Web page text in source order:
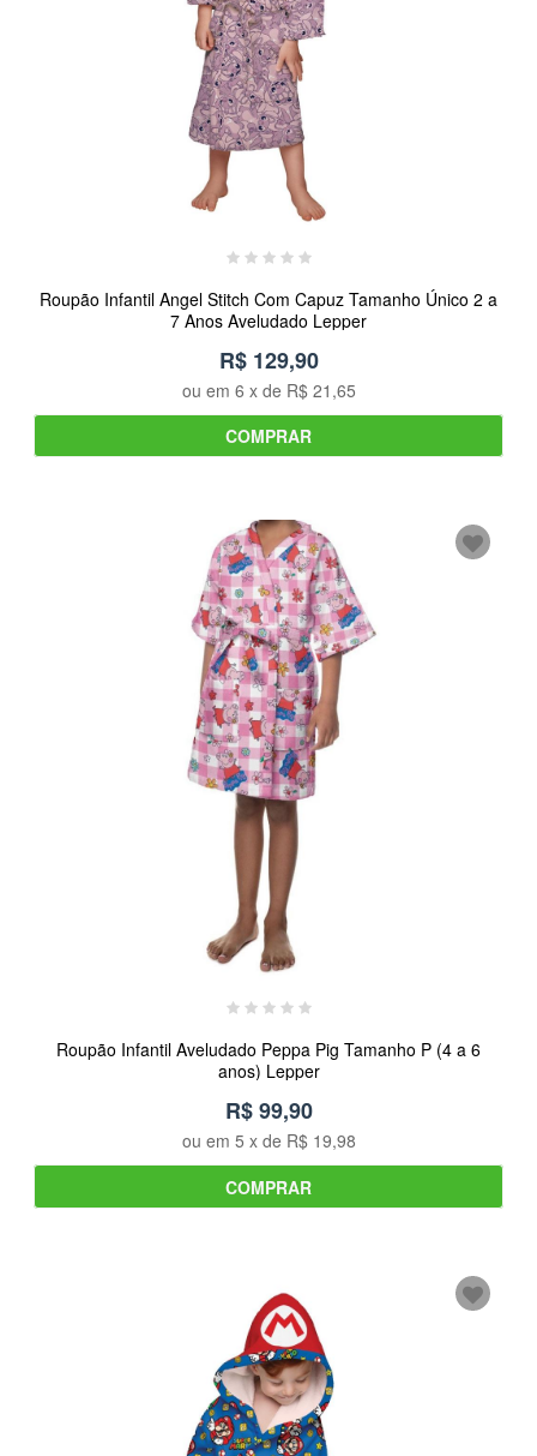
Roupão Infantil Angel Stitch Com Capuz Tamanho Único 2 a
7 Anos Aveludado Lepper
R$ 129,90
ou em 6 x de R$ 21,65
COMPRAR
Roupão Infantil Aveludado Peppa Pig Tamanho P (4 a 6
anos) Lepper
R$ 99,90
ou em 5 x de R$ 19,98
COMPRAR